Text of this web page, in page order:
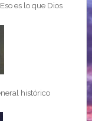
es lo que Dios
histórico